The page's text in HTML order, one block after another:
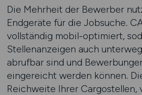
Die Mehrheit der Bewerber
Endgeräte für die Jobsuche.
vollständig mobil-optimiert,
Stellenanzeigen auch
abrufbar sind und
eingereicht werden können.
Reichweite Ihrer Cargostellen,